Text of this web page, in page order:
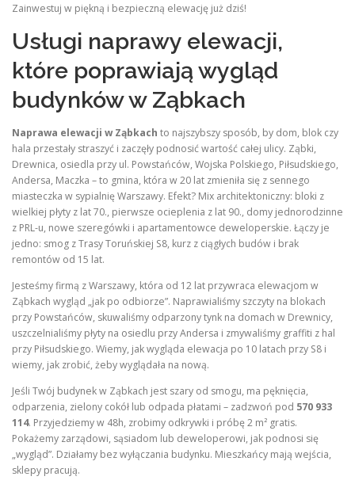
Zainwestuj w piękną i bezpieczną elewację już dziś!
Usługi naprawy elewacji,
które poprawiają wygląd
budynków w Ząbkach
Naprawa elewacji w Ząbkach to najszybszy sposób, by dom, blok czy
hala przestały straszyć i zaczęły podnosić wartość całej ulicy. Ząbki,
Drewnica, osiedla przy ul. Powstańców, Wojska Polskiego, Piłsudskiego,
Andersa, Maczka – to gmina, która w 20 lat zmieniła się z sennego
miasteczka w sypialnię Warszawy. Efekt? Mix architektoniczny: bloki z
wielkiej płyty z lat 70., pierwsze ocieplenia z lat 90., domy jednorodzinne
z PRL-u, nowe szeregówki i apartamentowce deweloperskie. Łączy je
jedno: smog z Trasy Toruńskiej S8, kurz z ciągłych budów i brak
remontów od 15 lat.
Jesteśmy firmą z Warszawy, która od 12 lat przywraca elewacjom w
Ząbkach wygląd „jak po odbiorze”. Naprawialiśmy szczyty na blokach
przy Powstańców, skuwaliśmy odparzony tynk na domach w Drewnicy,
uszczelnialiśmy płyty na osiedlu przy Andersa i zmywaliśmy graffiti z hal
przy Piłsudskiego. Wiemy, jak wygląda elewacja po 10 latach przy S8 i
wiemy, jak zrobić, żeby wyglądała na nową.
Jeśli Twój budynek w Ząbkach jest szary od smogu, ma pęknięcia,
odparzenia, zielony cokół lub odpada płatami – zadzwoń pod 570 933
114. Przyjedziemy w 48h, zrobimy odkrywki i próbę 2 m² gratis.
Pokażemy zarządowi, sąsiadom lub deweloperowi, jak podnosi się
„wygląd”. Działamy bez wyłączania budynku. Mieszkańcy mają wejścia,
sklepy pracują.